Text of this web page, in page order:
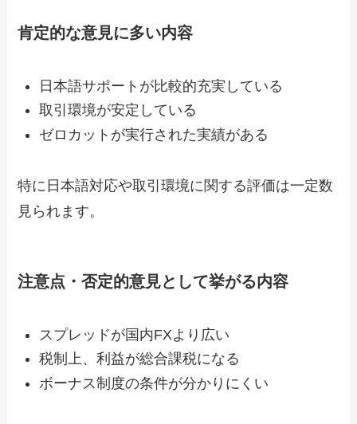
肯定的な意見に多い内容
日本語サポートが比較的充実している
取引環境が安定している
ゼロカットが実行された実績がある
特に日本語対応や取引環境に関する評価は一定数
見られます。
注意点・否定的意見として挙がる内容
スプレッドが国内FXより広い
税制上、利益が総合課税になる
ボーナス制度の条件が分かりにくい